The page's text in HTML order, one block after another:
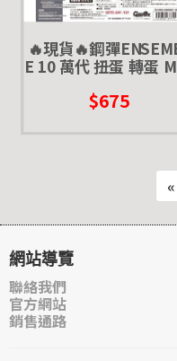
🔥現貨🔥鋼彈
E 10 萬代 扭蛋 轉蛋
彈 獨角獸 基拉祖魯
$675
«
網站導覽
聯絡我們
官方網站
銷售通路